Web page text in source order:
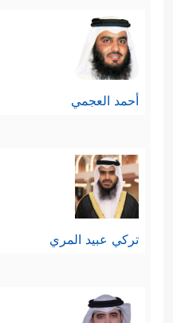
أحمد العجمي
تركي عبيد المري